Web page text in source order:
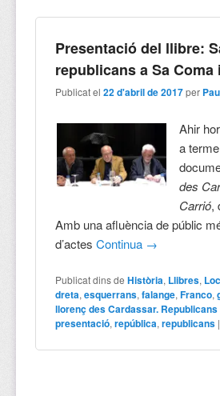
Presentació del llibre:
republicans a Sa Coma
Publicat el22 d'abril de 2017 per
Ahir
a
des
Carrió,
Amb una afluència de públic
d’actesContinua →
Publicat dins de Història, Llibres,
dreta,esquerrans,falange,Franco,
llorenç des Cardassar.
presentació,república,republicans